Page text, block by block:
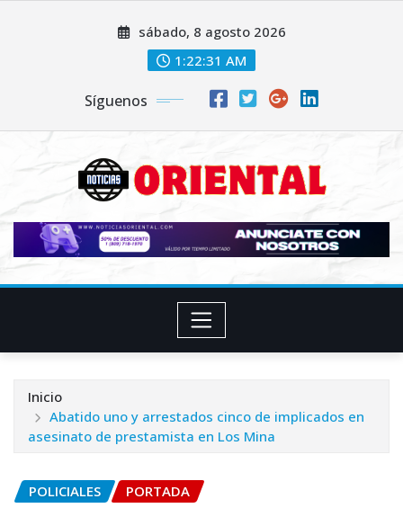
sábado, 8 agosto 2026
1:22:33 AM
Síguenos
Inicio
Abatido uno y arrestados cinco de implicados en
asesinato de prestamista en Los Mina
POLICIALES PORTADA